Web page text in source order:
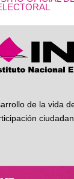
de la vida